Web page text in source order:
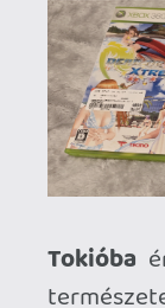
Nagyjából
keresgéléssel,
ennek
boltot
akarok
sikerült.